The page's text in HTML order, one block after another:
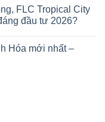
FLC Tropical City
đầu tư 2026?
Hóa mới nhất –